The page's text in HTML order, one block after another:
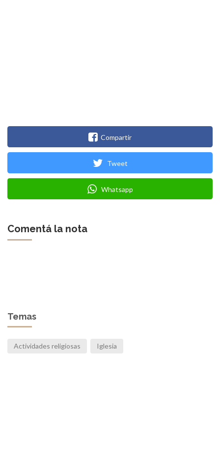
Compartir
Tweet
Whatsapp
Comentá la nota
Temas
Actividades religiosas Iglesia